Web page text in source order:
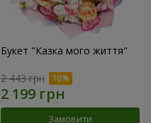
Букет "Казка мого життя"
2 443 грн
Замовити